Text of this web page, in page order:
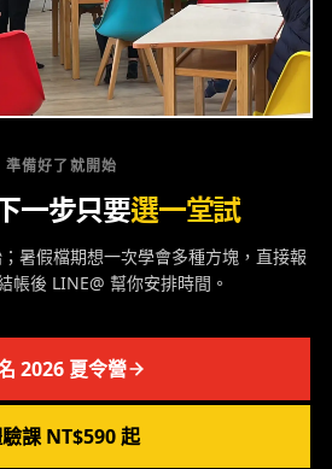
準備好了就開始
一步只要選一堂試
暑假檔期想一次學會多種方塊，直接報
帳後 LINE@ 幫你安排時間。
2026 夏令營
課 NT$590 起